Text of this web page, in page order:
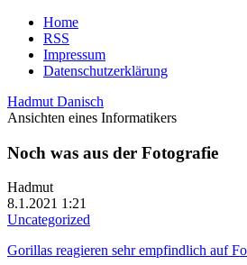
Home
RSS
Impressum
Datenschutzerklärung
Hadmut Danisch
Ansichten eines Informatikers
Noch was aus der Fotografie
Hadmut
8.1.2021 1:21
Uncategorized
Gorillas reagieren sehr empfindlich auf